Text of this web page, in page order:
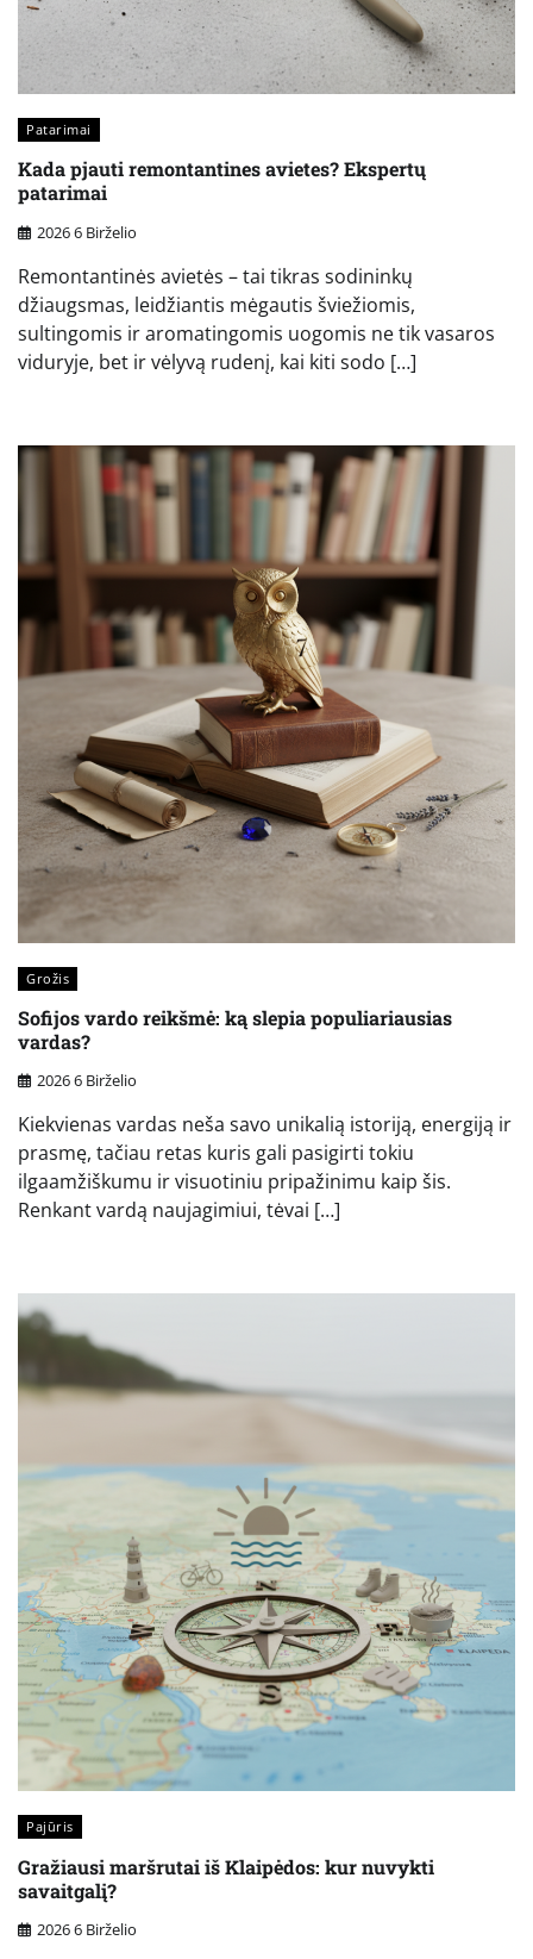
Patarimai
Kada pjauti remontantines avietes? Ekspertų
patarimai
2026 6 Birželio
Remontantinės avietės – tai tikras sodininkų
džiaugsmas, leidžiantis mėgautis šviežiomis,
sultingomis ir aromatingomis uogomis ne tik vasaros
viduryje, bet ir vėlyvą rudenį, kai kiti sodo […]
Grožis
Sofijos vardo reikšmė: ką slepia populiariausias
vardas?
2026 6 Birželio
Kiekvienas vardas neša savo unikalią istoriją, energiją ir
prasmę, tačiau retas kuris gali pasigirti tokiu
ilgaamžiškumu ir visuotiniu pripažinimu kaip šis.
Renkant vardą naujagimiui, tėvai […]
Pajūris
Gražiausi maršrutai iš Klaipėdos: kur nuvykti
savaitgalį?
2026 6 Birželio